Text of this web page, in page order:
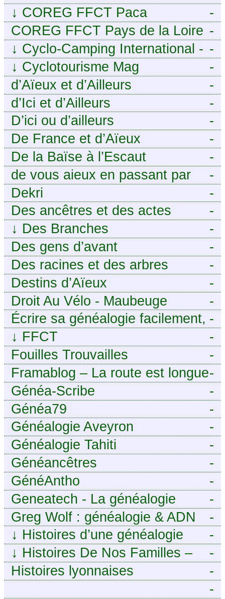
-
↓ COREG FFCT Paca
-
COREG FFCT Pays de la Loire
-
↓ Cyclo-Camping International -
Le voyage à vélo
-
↓ Cyclotourisme Mag
-
d’Aïeux et d’Ailleurs
-
d’Ici et d’Ailleurs
-
D’ici ou d’ailleurs
-
De France et d’Aïeux
-
De la Baïse à l’Escaut
-
de vous aieux en passant par
moi
-
Dekri
-
Des ancêtres et des actes
-
↓ Des Branches
-
Des gens d’avant
-
Des racines et des arbres
-
Destins d’Aïeux
-
Droit Au Vélo - Maubeuge
Sambre-Avesnois
-
Écrire sa généalogie facilement,
sans stress avec Généalordi
-
↓ FFCT
-
Fouilles Trouvailles
-
Framablog – La route est longue
mais la voie est libre…
-
Généa-Scribe
-
Généa79
-
Généalogie Aveyron
-
Généalogie Tahiti
-
Généancêtres
-
GénéAntho
-
Geneatech - La généalogie
numérique à portée de tous
-
Greg Wolf : généalogie & ADN
-
↓ Histoires d’une généalogie
Léonarde
-
↓ Histoires De Nos Familles –
Blog de généalogie
-
Histoires lyonnaises
-